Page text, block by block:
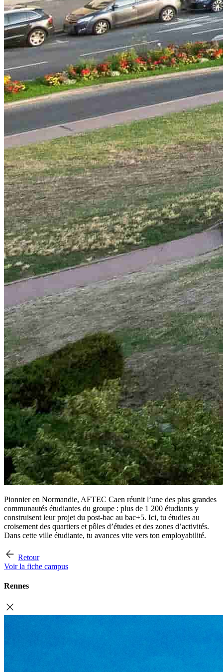
Pionnier en Normandie, AFTEC Caen réunit l’une des plus grandes
communautés étudiantes du groupe : plus de 1 200 étudiants y
construisent leur projet du post-bac au bac+5. Ici, tu étudies au
croisement des quartiers et pôles d’études et des zones d’activités.
Dans cette ville étudiante, tu avances vite vers ton employabilité.
Retour
Voir la fiche campus
Rennes